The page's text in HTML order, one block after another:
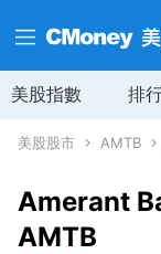
美股指數 排
美股股市 AMTB
Amerant
AMTB